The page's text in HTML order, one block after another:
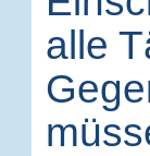
alle